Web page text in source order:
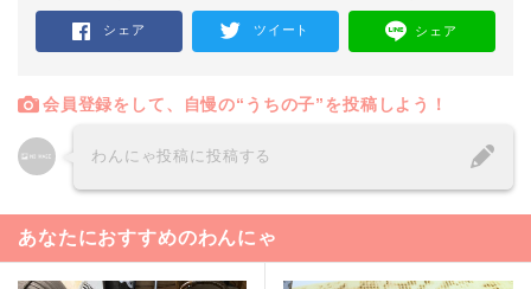
シェア ツイート シェア
会員登録をして、自慢の“うちの子”を投稿しよう！
わんにゃ投稿に投稿する
あなたにおすすめのわんにゃ